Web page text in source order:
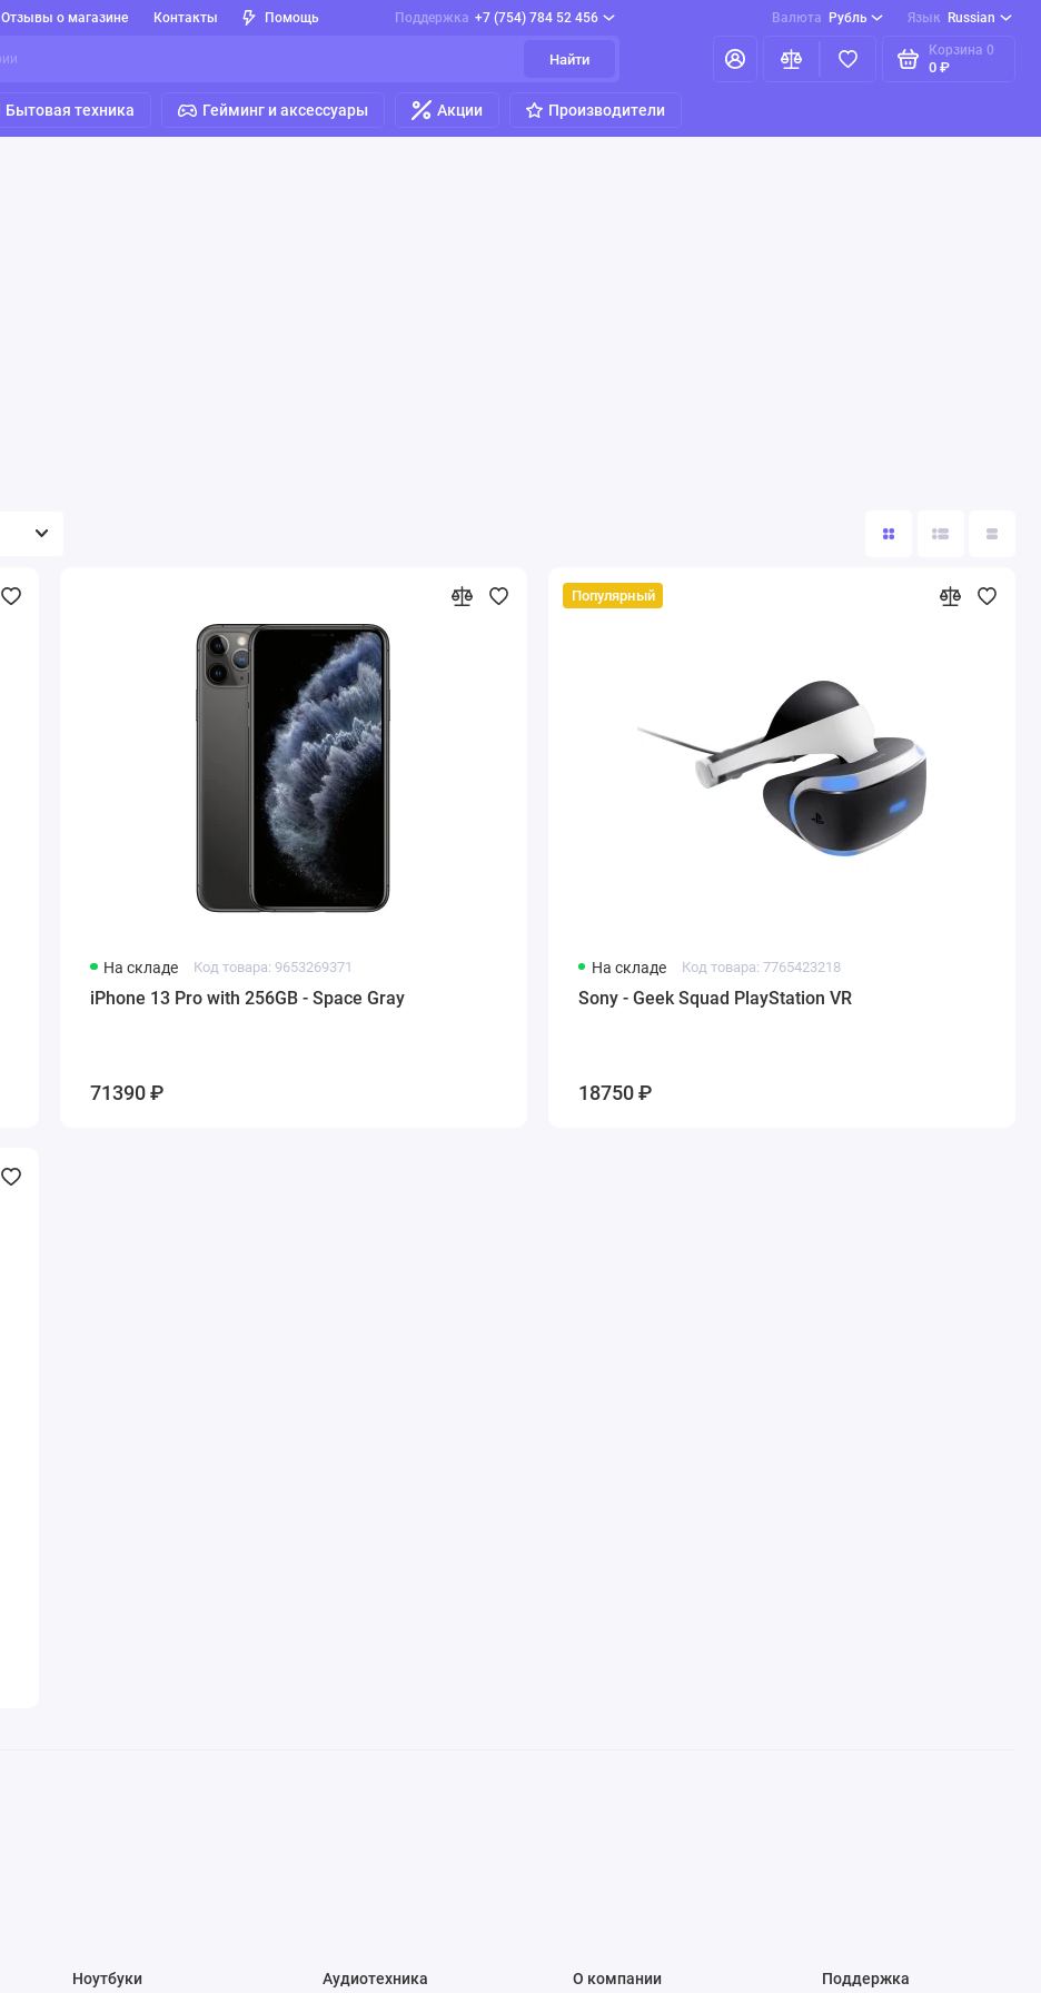
Отзывы о магазине Контакты Помощь Поддержка +7 (754) 784 52 456 Валюта Рубль Язык Russian
Найти
Корзина 0
0 ₽
Бытовая техника Гейминг и аксессуары Акции Производители
На складе Код товара: 9653269371
iPhone 13 Pro with 256GB - Space Gray
71390 ₽
Популярный
На складе Код товара: 7765423218
Sony - Geek Squad PlayStation VR
18750 ₽
Ноутбуки Аудиотехника О компании Поддержка